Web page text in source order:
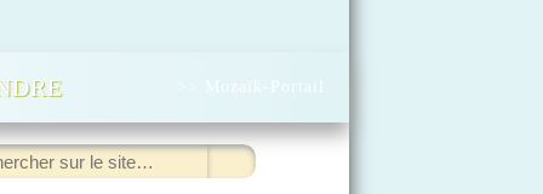
>> Mozaïk-Portail